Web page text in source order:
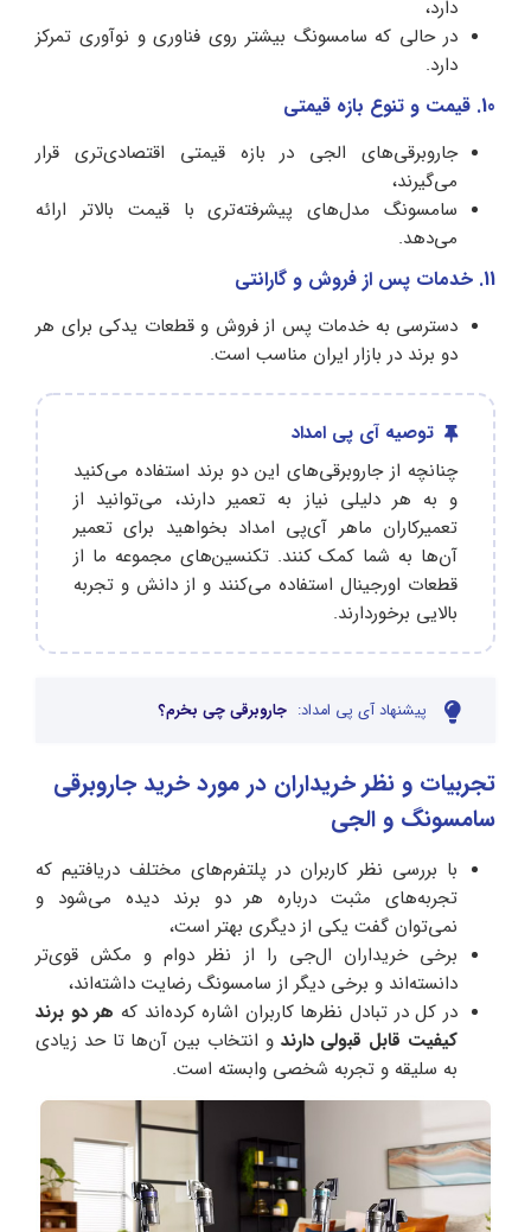
دارد،
در حالی که سامسونگ بیشتر روی فناوری و نوآوری تمرکز
دارد.
10. قیمت و تنوع بازه قیمتی
جاروبرقی‌های الجی در بازه قیمتی اقتصادی‌تری قرار
می‌گیرند،
سامسونگ مدل‌های پیشرفته‌تری با قیمت بالاتر ارائه
می‌دهد.
11. خدمات پس از فروش و گارانتی
دسترسی به خدمات پس از فروش و قطعات یدکی برای هر
دو برند در بازار ایران مناسب است.
توصیه آی پی امداد
چنانچه از جاروبرقی‌های این دو برند استفاده می‌کنید
و به هر دلیلی نیاز به تعمیر دارند، می‌توانید از
تعمیرکاران ماهر آی‌پی امداد بخواهید برای تعمیر
آن‌ها به شما کمک کنند. تکنسین‌های مجموعه ما از
قطعات اورجینال استفاده می‌کنند و از دانش و تجربه
بالایی برخوردارند.
پیشنهاد آی پی امداد: جاروبرقی چی بخرم؟
تجربیات و نظر خریداران در مورد خرید جاروبرقی
سامسونگ و الجی
با بررسی نظر کاربران در پلتفرم‌های مختلف دریافتیم که
تجربه‌های مثبت درباره هر دو برند دیده می‌شود و
نمی‌توان گفت یکی از دیگری بهتر است،
برخی خریداران ال‌جی را از نظر دوام و مکش قوی‌تر
دانسته‌اند و برخی دیگر از سامسونگ رضایت داشته‌اند،
در کل در تبادل نظرها کاربران اشاره کرده‌اند که هر دو برند
کیفیت قابل قبولی دارند و انتخاب بین آن‌ها تا حد زیادی
به سلیقه و تجربه شخصی وابسته است.